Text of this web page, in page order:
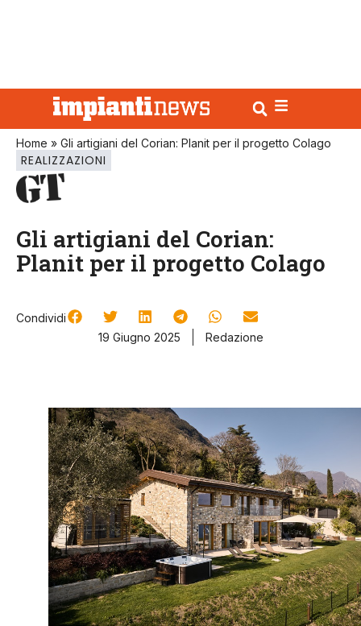
Home » Gli artigiani del Corian: Planit per il progetto Colago
REALIZZAZIONI
Gli artigiani del Corian:
Planit per il progetto Colago
Condividi
19 Giugno 2025
Redazione